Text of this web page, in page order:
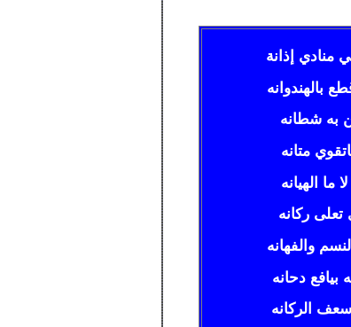
منادي إذانة
بالهندوانه
به شطانه
اتقوي متانه
ما الهيانه
ركانه
والفهانه
دحانه
الركانه